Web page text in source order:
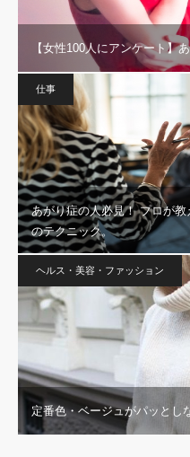
【女性100人にアンケート】
仕事
あがり症の人必見！ プロが
のテクニック。
ヘルス・美容・ファッション
定番色・ベージュがパッとし